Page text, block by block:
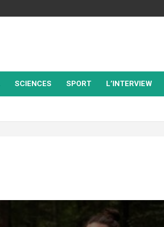
SCIENCES SPORT L’INTERVIEW